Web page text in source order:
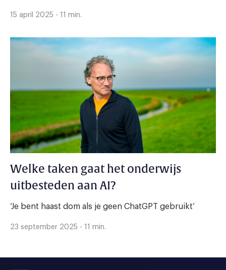
15 april 2025 - 11 min.
Welke taken gaat het onderwijs
uitbesteden aan AI?
‘Je bent haast dom als je geen ChatGPT gebruikt’
23 september 2025 - 11 min.